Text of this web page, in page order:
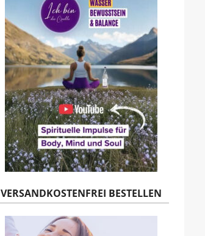
VERSANDKOSTENFREI BESTELLEN